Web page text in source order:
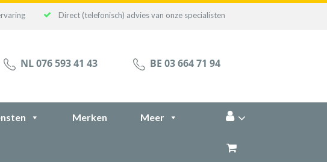
Direct (telefonisch) advies van onze specialisten
NL 076 593 41 43 BE 03 664 71 94
Merken Meer